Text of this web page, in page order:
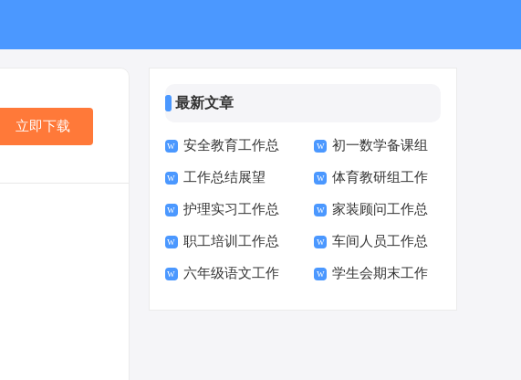
立即下载
最新文章
安全教育工作总
结
初一数学备课组
工作总结
工作总结展望 体育教研组工作
总结
护理实习工作总
结
家装顾问工作总
结
职工培训工作总
结
车间人员工作总
结
六年级语文工作 学生会期末工作